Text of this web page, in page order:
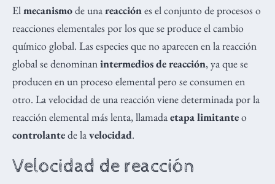
Elmecanismode unareacciónes el conjunto de procesos o
reacciones elementales por los que se produce el cambio
químico global. Las especies que no aparecen en la reacción
global se denominanintermedios de reacción, ya que se
producen en un proceso elemental pero se consumen en
otro. La velocidad de una reacción viene determinada por la
reacción elemental más lenta, llamadaetapa limitanteo
controlantede lavelocidad.
Velocidad de reacción